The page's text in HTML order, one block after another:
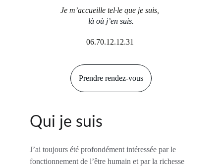
Prendre rendez-vous
Je m’accueille tel·le que je suis,
là où j’en suis.
06.70.12.12.31
Qui je suis
J’ai toujours été profondément intéressée par le
fonctionnement de l’être humain et par la richesse